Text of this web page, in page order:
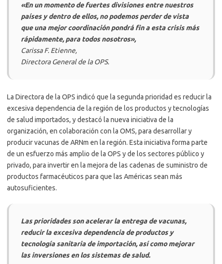
«En un momento de fuertes divisiones entre nuestros
países y dentro de ellos, no podemos perder de vista
que una mejor coordinación pondrá fin a esta crisis más
rápidamente, para todos nosotros»,
Carissa F. Etienne,
Directora General de la OPS.
La Directora de la OPS indicó que la segunda prioridad es reducir la
excesiva dependencia de la región de los productos y tecnologías
de salud importados, y destacó la nueva iniciativa de la
organización, en colaboración con la OMS, para desarrollar y
producir vacunas de ARNm en la región. Esta iniciativa forma parte
de un esfuerzo más amplio de la OPS y de los sectores público y
privado, para invertir en la mejora de las cadenas de suministro de
productos farmacéuticos para que las Américas sean más
autosuficientes.
Las prioridades son acelerar la entrega de vacunas,
reducir la excesiva dependencia de productos y
tecnología sanitaria de importación, así como mejorar
las inversiones en los sistemas de salud.